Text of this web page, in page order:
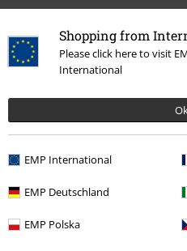
Shopping from
Please click here to visit
International
EMP International
EMP Deutschland
EMP Polska
Podělte se o váš názor